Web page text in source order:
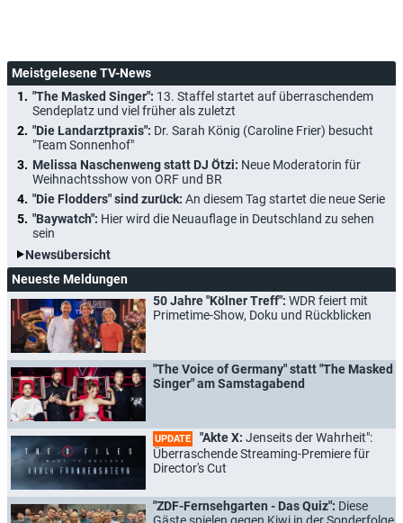
Meistgelesene TV-News
"The Masked Singer": 13. Staffel startet auf überraschendem
Sendeplatz und viel früher als zuletzt
"Die Landarztpraxis": Dr. Sarah König (Caroline Frier) besucht
"Team Sonnenhof"
Melissa Naschenweng statt DJ Ötzi: Neue Moderatorin für
Weihnachtsshow von ORF und BR
"Die Flodders" sind zurück: An diesem Tag startet die neue Serie
"Baywatch": Hier wird die Neuauflage in Deutschland zu sehen
sein
Newsübersicht
Neueste Meldungen
50 Jahre "Kölner Treff": WDR feiert mit
Primetime-Show, Doku und Rückblicken
"The Voice of Germany" statt "The Masked
Singer" am Samstagabend
UPDATE "Akte X: Jenseits der Wahrheit":
Überraschende Streaming-Premiere für
Director's Cut
"ZDF-Fernsehgarten - Das Quiz": Diese
Gäste spielen gegen Kiwi in der Sonderfolge